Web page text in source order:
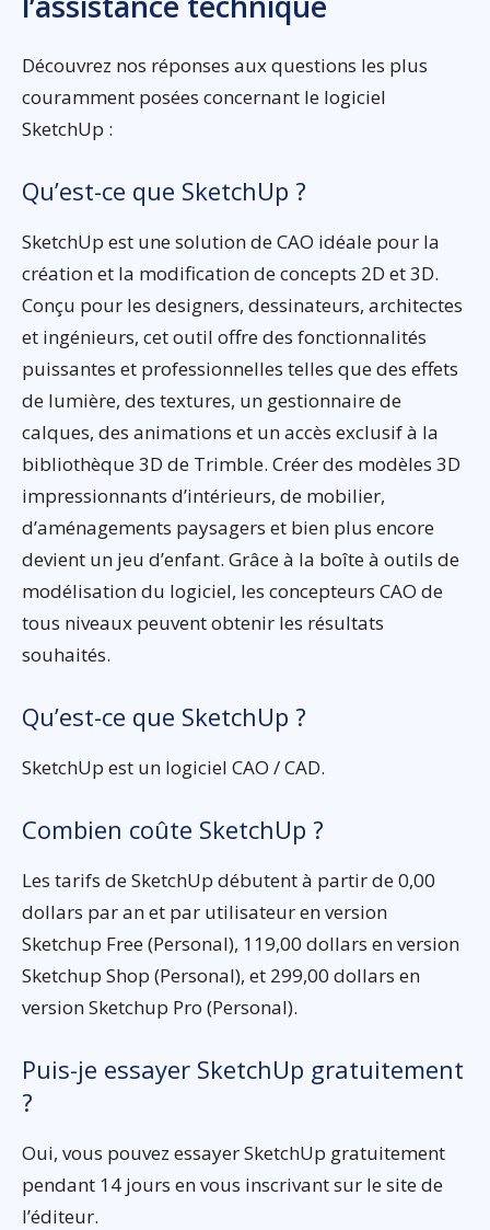
Découvrez nos réponses aux questions les plus
couramment posées concernant le logiciel
SketchUp :
Qu’est-ce que SketchUp ?
SketchUp est une solution de CAO idéale pour la
création et la modification de concepts 2D et 3D.
Conçu pour les designers, dessinateurs, architectes
et ingénieurs, cet outil offre des fonctionnalités
puissantes et professionnelles telles que des effets
de lumière, des textures, un gestionnaire de
calques, des animations et un accès exclusif à la
bibliothèque 3D de Trimble. Créer des modèles 3D
impressionnants d’intérieurs, de mobilier,
d’aménagements paysagers et bien plus encore
devient un jeu d’enfant. Grâce à la boîte à outils de
modélisation du logiciel, les concepteurs CAO de
tous niveaux peuvent obtenir les résultats
souhaités.
Qu’est-ce que SketchUp ?
SketchUp est un logiciel CAO / CAD.
Combien coûte SketchUp ?
Les tarifs de SketchUp débutent à partir de 0,00
dollars par an et par utilisateur en version
Sketchup Free (Personal), 119,00 dollars en version
Sketchup Shop (Personal), et 299,00 dollars en
version Sketchup Pro (Personal).
Puis-je essayer SketchUp gratuitement
?
Oui, vous pouvez essayer SketchUp gratuitement
pendant 14 jours en vous inscrivant sur le site de
l’éditeur.